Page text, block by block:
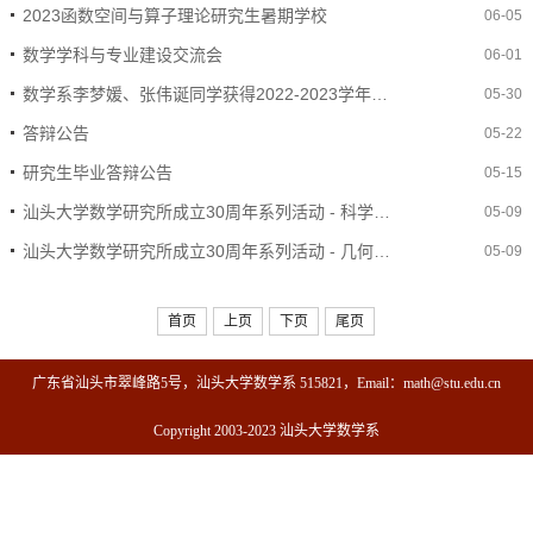
2023函数空间与算子理论研究生暑期学校 06-05
数学学科与专业建设交流会 06-01
数学系李梦媛、张伟诞同学获得2022-2023学年刺柠吉奖学金 05-30
答辩公告 05-22
研究生毕业答辩公告 05-15
汕头大学数学研究所成立30周年系列活动 - 科学计算及其应用研讨会 05-09
汕头大学数学研究所成立30周年系列活动 - 几何分析研讨会 05-09
首页 上页 下页 尾页
广东省汕头市翠峰路5号，汕头大学数学系 515821，Email：math@stu.edu.cn
Copyright 2003-2023 汕头大学数学系